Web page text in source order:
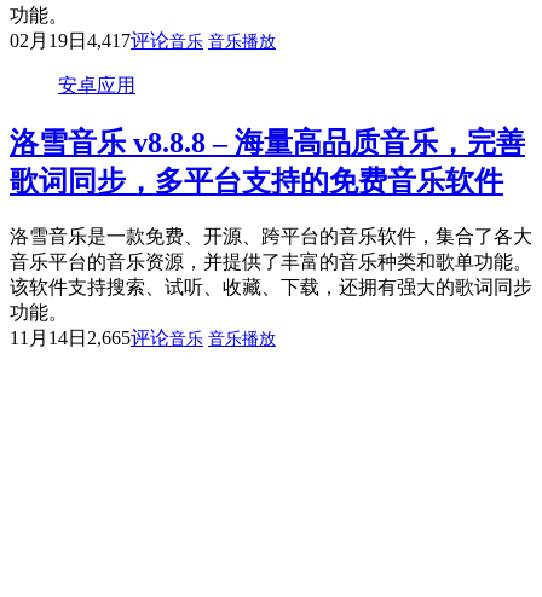
功能。
02月19日 4,417评论音乐 音乐播放
安卓应用
洛雪音乐 v8.8.8 – 海量高品质音乐，完善
歌词同步，多平台支持的免费音乐软件
洛雪音乐是一款免费、开源、跨平台的音乐软件，集合了各大
音乐平台的音乐资源，并提供了丰富的音乐种类和歌单功能。
该软件支持搜索、试听、收藏、下载，还拥有强大的歌词同步
功能。
11月14日 2,665评论音乐 音乐播放